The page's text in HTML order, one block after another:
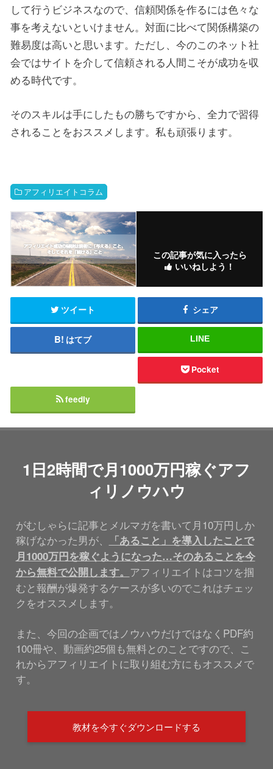
して行うビジネスなので、信頼関係を作るには色々な
事を考えないといけません。対面に比べて関係構築の
難易度は高いと思います。ただし、今のこのネット社
会ではサイトを介して信頼される人間こそが成功を収
める時代です。
そのスキルは手にしたもの勝ちですから、全力で習得
されることをおススメします。私も頑張ります。
アフィリエイトコラム
この記事が気に入ったら
いいねしよう！
ツイート シェア
はてブ LINE
Pocket
feedly
1日2時間で月1000万円稼ぐアフ
ィリノウハウ
がむしゃらに記事とメルマガを書いて月10万円しか
稼げなかった男が、
「あること」を導入したことで
月1000万円を稼ぐようになった…そのあることを今
から無料で公開します。 アフィリエイトはコツを掴
むと報酬が爆発するケースが多いのでこれはチェッ
クをオススメします。
また、今回の企画ではノウハウだけではなくPDF約
100冊や、動画約25個も無料とのことですので、こ
れからアフィリエイトに取り組む方にもオススメで
す。
教材を今すぐダウンロードする